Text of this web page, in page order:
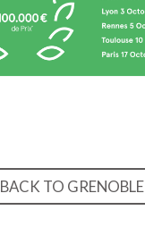
BACK TO GRENOBLE